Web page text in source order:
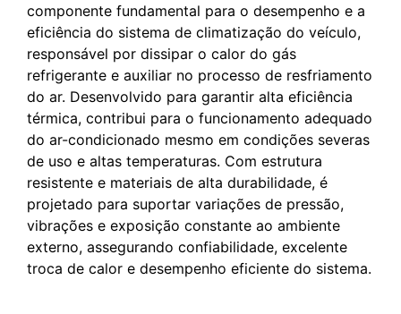
componente fundamental para o desempenho e a
eficiência do sistema de climatização do veículo,
responsável por dissipar o calor do gás
refrigerante e auxiliar no processo de resfriamento
do ar. Desenvolvido para garantir alta eficiência
térmica, contribui para o funcionamento adequado
do ar-condicionado mesmo em condições severas
de uso e altas temperaturas. Com estrutura
resistente e materiais de alta durabilidade, é
projetado para suportar variações de pressão,
vibrações e exposição constante ao ambiente
externo, assegurando confiabilidade, excelente
troca de calor e desempenho eficiente do sistema.